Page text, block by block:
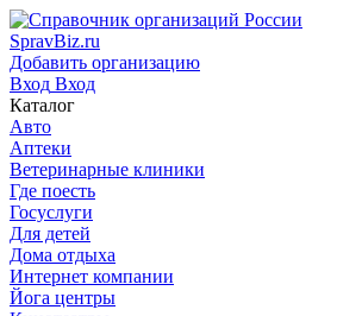
SpravBiz.ru
Добавить организацию
Вход Вход
Каталог
Авто
Аптеки
Ветеринарные клиники
Где поесть
Госуслуги
Для детей
Дома отдыха
Интернет компании
Йога центры